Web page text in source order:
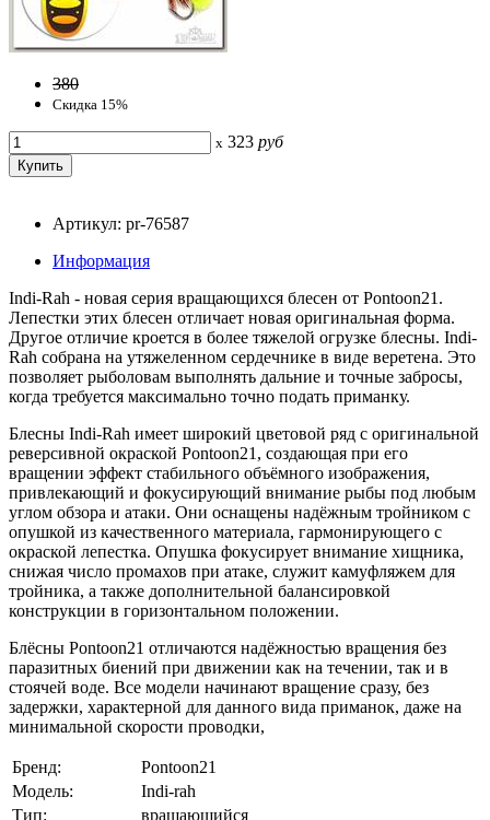
380
Скидка 15%
x 323 руб
Артикул: pr-76587
Информация
Indi-Rah - новая серия вращающихся блесен от Pontoon21.
Лепестки этих блесен отличает новая оригинальная форма.
Другое отличие кроется в более тяжелой огрузке блесны. Indi-
Rah собрана на утяжеленном сердечнике в виде веретена. Это
позволяет рыболовам выполнять дальние и точные забросы,
когда требуется максимально точно подать приманку.
Блесны Indi-Rah имеет широкий цветовой ряд с оригинальной
реверсивной окраской Pontoon21, создающая при его
вращении эффект стабильного объёмного изображения,
привлекающий и фокусирующий внимание рыбы под любым
углом обзора и атаки. Они оснащены надёжным тройником с
опушкой из качественного материала, гармонирующего с
окраской лепестка. Опушка фокусирует внимание хищника,
снижая число промахов при атаке, служит камуфляжем для
тройника, а также дополнительной балансировкой
конструкции в горизонтальном положении.
Блёсны Pontoon21 отличаются надёжностью вращения без
паразитных биений при движении как на течении, так и в
стоячей воде. Все модели начинают вращение сразу, без
задержки, характерной для данного вида приманок, даже на
минимальной скорости проводки,
Бренд:
Pontoon21
Модель:
Indi-rah
Тип:
вращающийся